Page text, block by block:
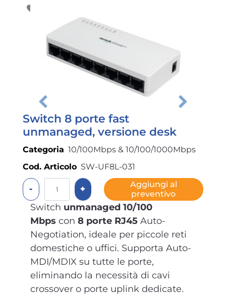
Switch 8 porte fast
unmanaged, versione desk
Categoria 10/100Mbps & 10/100/1000Mbps
Cod. Articolo SW-UF8L-031
Quantità
Aggiungi al
preventivo
Switch unmanaged 10/100
Mbps con 8 porte RJ45 Auto-
Negotiation, ideale per piccole reti
domestiche o uffici. Supporta Auto-
MDI/MDIX su tutte le porte,
eliminando la necessità di cavi
crossover o porte uplink dedicate.